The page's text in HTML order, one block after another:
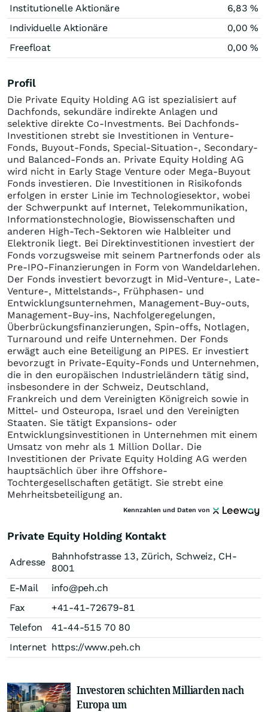
Institutionelle Aktionäre
6,83 %
Individuelle Aktionäre
0,00 %
Freefloat
0,00 %
Profil
Die Private Equity Holding AG ist spezialisiert auf
Dachfonds, sekundäre indirekte Anlagen und
selektive direkte Co-Investments. Bei Dachfonds-
Investitionen strebt sie Investitionen in Venture-
Fonds, Buyout-Fonds, Special-Situation-, Secondary-
und Balanced-Fonds an. Private Equity Holding AG
wird nicht in Early Stage Venture oder Mega-Buyout
Fonds investieren. Die Investitionen in Risikofonds
erfolgen in erster Linie im Technologiesektor, wobei
der Schwerpunkt auf Internet, Telekommunikation,
Informationstechnologie, Biowissenschaften und
anderen High-Tech-Sektoren wie Halbleiter und
Elektronik liegt. Bei Direktinvestitionen investiert der
Fonds vorzugsweise mit seinem Partnerfonds oder als
Pre-IPO-Finanzierungen in Form von Wandeldarlehen.
Der Fonds investiert bevorzugt in Mid-Venture-, Late-
Venture-, Mittelstands-, Frühphasen- und
Entwicklungsunternehmen, Management-Buy-outs,
Management-Buy-ins, Nachfolgeregelungen,
Überbrückungsfinanzierungen, Spin-offs, Notlagen,
Turnaround und reife Unternehmen. Der Fonds
erwägt auch eine Beteiligung an PIPES. Er investiert
bevorzugt in Private-Equity-Fonds und Unternehmen,
die in den europäischen Industrieländern tätig sind,
insbesondere in der Schweiz, Deutschland,
Frankreich und dem Vereinigten Königreich sowie in
Mittel- und Osteuropa, Israel und den Vereinigten
Staaten. Sie tätigt Expansions- oder
Entwicklungsinvestitionen in Unternehmen mit einem
Umsatz von mehr als 1 Million Dollar. Die
Investitionen der Private Equity Holding AG werden
hauptsächlich über ihre Offshore-
Tochtergesellschaften getätigt. Sie strebt eine
Mehrheitsbeteiligung an.
Kennzahlen und Daten von
Private Equity Holding Kontakt
Adresse
Bahnhofstrasse 13, Zürich, Schweiz, CH-
8001
E-Mail
info@peh.ch
Fax
+41-41-72679-81
Telefon
41-44-515 70 80
Internet https://www.peh.ch
Investoren schichten Milliarden nach
Europa um